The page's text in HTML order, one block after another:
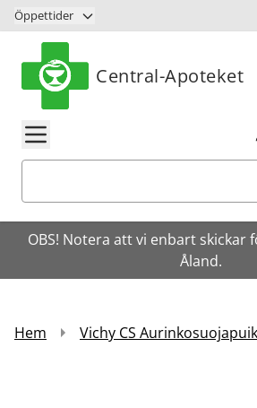
Hoppa till innehåll
Öppettider
Central-Apoteket
OBS! Notera att vi enbart skickar
Åland.
Hem Vichy CS